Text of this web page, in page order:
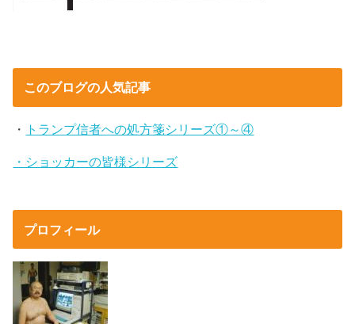
このブログの人気記事
・ トランプ信者への処方箋シリーズ①～④
・ショッカーの皆様シリーズ
プロフィール